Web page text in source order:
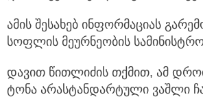
ამის შესახებ ინფორმაციას
სოფლის მეურნეობის
დავით წითლიძის თქმით, ამ
ტონა არასტანდარტული ვაშლი